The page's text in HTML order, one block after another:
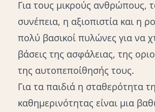
Για τους μικρούς ανθρώπους,
συνέπεια, η αξιοπιστία και η
πολύ βασικοί πυλώνες για να
βάσεις της ασφάλειας, της
της αυτοπεποίθησής τους.
Για τα παιδιά η σταθερότητα
καθημερινότητας είναι μια